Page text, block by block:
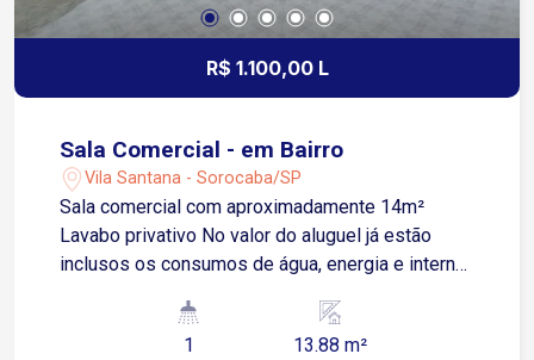
R$ 1.100,00 L
Sala Comercial - em Bairro
Vila Santana - Sorocaba/SP
Sala comercial com aproximadamente 14m²
Lavabo privativo No valor do aluguel já estão
inclusos os consumos de água, energia e internet
Santana, em região tradicional e consolidada de
1 13.88 m²